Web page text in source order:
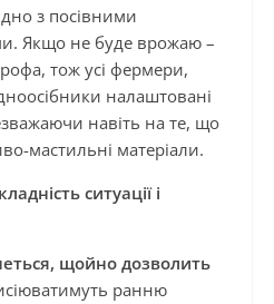
з посівними
Якщо не буде врожаю –
тож усі фермери,
налаштовані
навіть на те, що
мастильні матеріали.
ситуації і
щойно дозволить
ранню